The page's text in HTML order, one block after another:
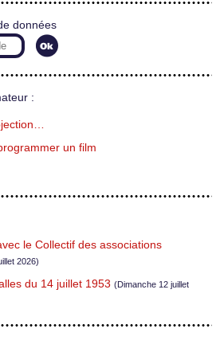
données
:
un film
le Collectif des associations
2026)
du 14 juillet 1953 (Dimanche 12 juillet